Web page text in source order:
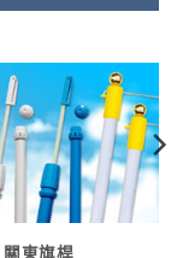
關東旗桿